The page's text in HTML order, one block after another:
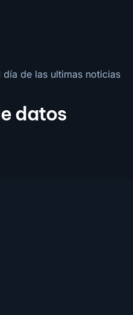
de las ultimas noticias
datos